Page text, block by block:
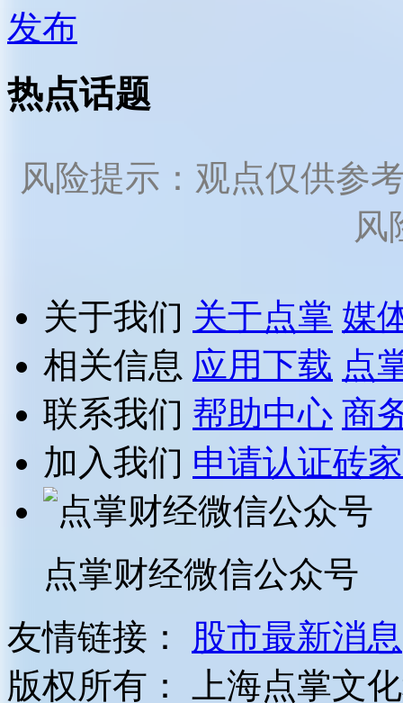
发布
热点话题
风险提示：观点仅供参
风
关于我们 关于点掌 媒
相关信息 应用下载 点
联系我们 帮助中心 商
加入我们 申请认证砖家
点掌财经微信公众号
友情链接：
股市最新消息
版权所有：
上海点掌文